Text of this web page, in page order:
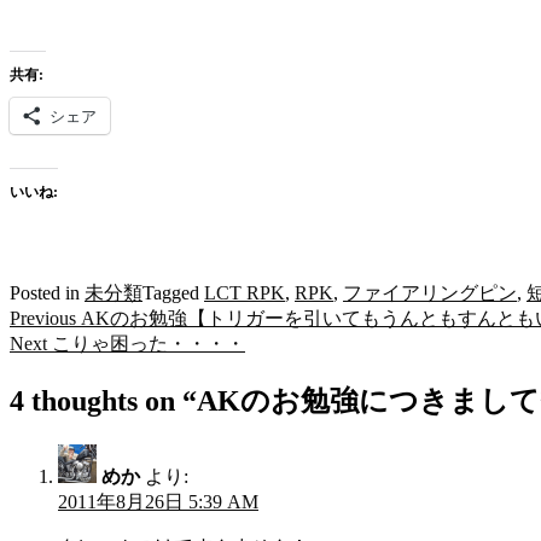
共有:
シェア
いいね:
Posted in 未分類Tagged LCT RPK, RPK, ファイアリングピン,
投
稿
ナ
Previous Previous
post:
AKのお勉強【トリガーを引いてもうんともすんとも
Next Next
こりゃ困った・・・・
4 thoughts on “AKのお勉強につきまして
めか より:
2011年8月26日 5:39 AM